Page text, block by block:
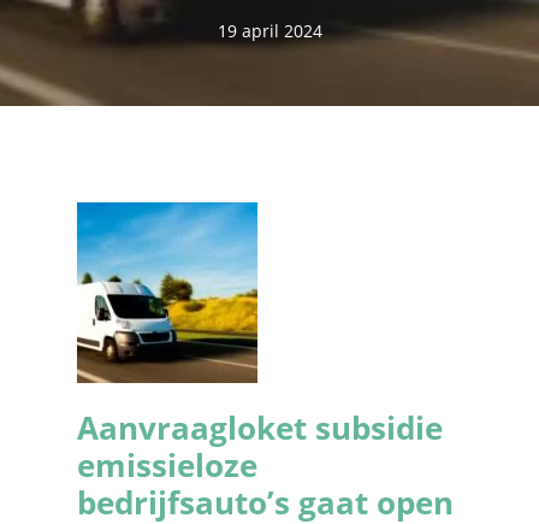
19 april 2024
Aanvraagloket subsidie
emissieloze
bedrijfsauto’s gaat open